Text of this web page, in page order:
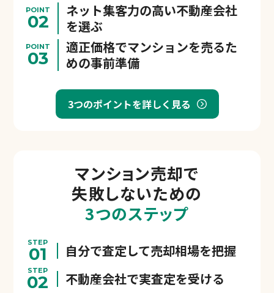
POINT
02
ネット集客力の高い不動産会社
を選ぶ
POINT
03
適正価格でマンションを売るた
めの事前準備
3つのポイントを詳しく見る
マンション売却で
失敗しないための
3つのステップ
STEP
01 自分で査定して売却相場を把握
STEP
02 不動産会社で実査定を受ける